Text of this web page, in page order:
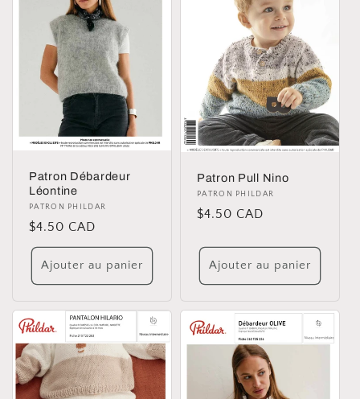
Patron Débardeur
Léontine
Distributeur :
PATRON PHILDAR
Prix
habituel
$4.50 CAD
Ajouter au panier
Patron Pull Nino
Distributeur :
PATRON PHILDAR
Prix
$4.50 CAD
Ajouter au panier